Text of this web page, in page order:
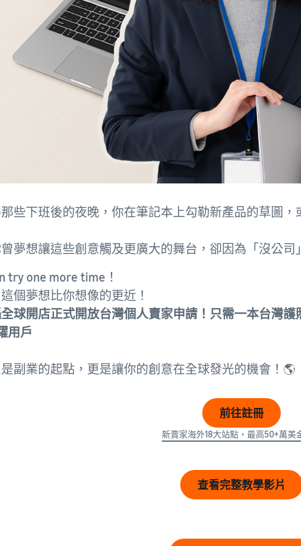
些下班後的夜晚，你在筆記本上勾勒新產品的草圖
夢想讓這些創意觸及更廣大的舞台，卻因為「沒公
try one more time！
個夢想比你想像的更近！
球開店正式開放台灣個人賣家申請！只需一本台灣
用戶
副業的起點，更是讓你的創意在全球發光的機會！🌎
前往註冊
新賣家海外18大站點，最高50+萬美
查看完整教學影片